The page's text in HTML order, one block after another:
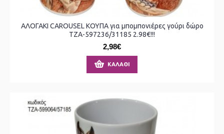
ΑΛΟΓΑΚΙ CAROUSEL ΚΟΥΠΑ για μπομπονιέρες γούρι δώρο
ΤΖΑ-597236/31185 2.98€!!!
2,98€
ΚΑΛΆΘΙ